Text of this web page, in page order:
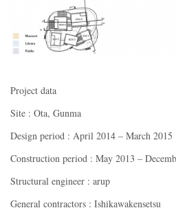
Project data
Site : Ota, Gunma
Design period : April 2014 – March 2015
Construction period : May 2013 –
Structural engineer : arup
General contractors : Ishikawakensetsu